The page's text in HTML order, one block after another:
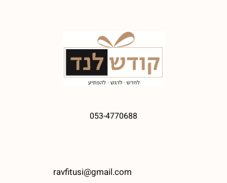
053-4770688